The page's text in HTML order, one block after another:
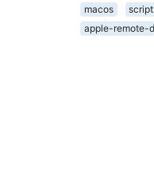
macos script
apple-remote-